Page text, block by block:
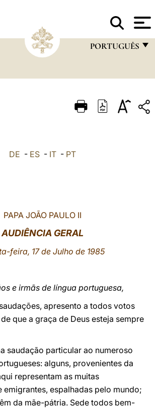
PORTUGUÊS
ITALIANO
DE - ES- IT- PT
PAPA JOÃO PAULO II
AUDIÊNCIA GERAL
feira, 17 de Julho de 1985
e irmãs de língua portuguesa,
apresento a todos votos
que a graça de Deus esteja sempre
saudação particular ao numeroso
alguns, provenientes da
representam as muitas
emigrantes, espalhadas pelo mundo;
da mãe-pátria. Sede todos bem-